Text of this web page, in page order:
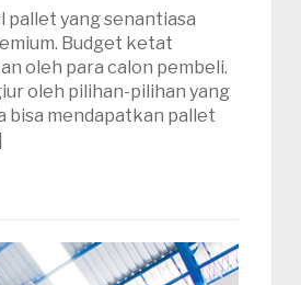
pallet yang senantiasa
Budget ketat
oleh para calon pembeli.
oleh pilihan-pilihan yang
bisa mendapatkan pallet